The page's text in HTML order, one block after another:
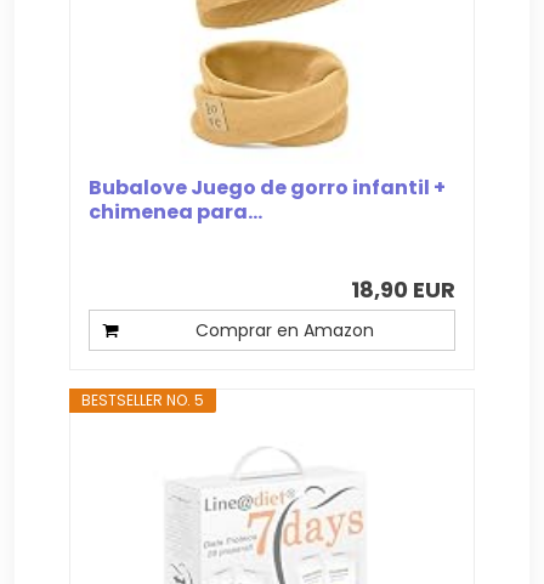
Bubalove Juego de gorro infantil +
chimenea para...
18,90 EUR
Comprar en Amazon
BESTSELLER NO. 5